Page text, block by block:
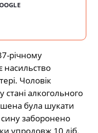
річному
Чоловік
алкогольного
була шукати
сину заборонено